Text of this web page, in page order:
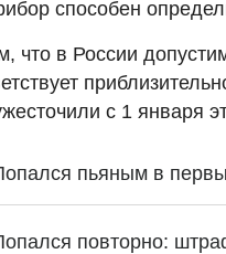
способен
что в России
с 1 января
пьяным в
повторно: